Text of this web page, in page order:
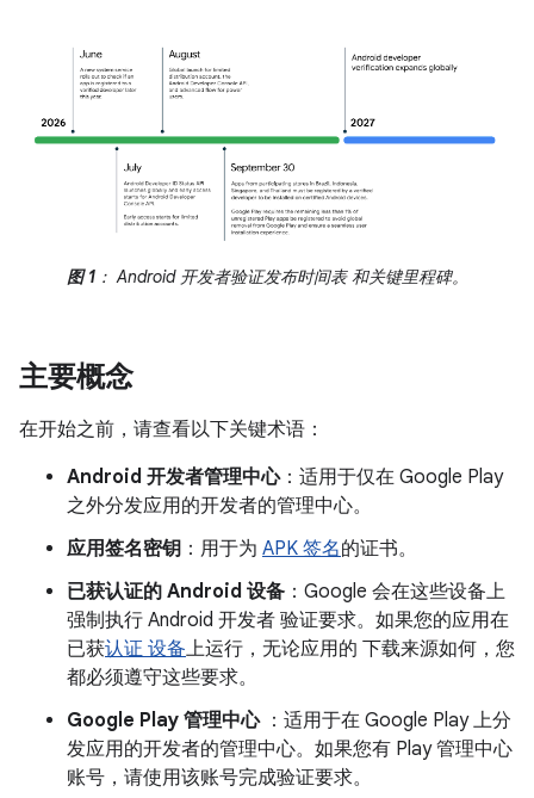
图 1： Android 开发者验证发布时间表 和关键里程碑。
主要概念
在开始之前，请查看以下关键术语：
Android 开发者管理中心：适用于仅在 Google Play
之外分发应用的开发者的管理中心。
应用签名密钥 ：用于为 APK 签名的证书。
已获认证的 Android 设备 ：Google 会在这些设备上
强制执行 Android 开发者 验证要求。如果您的应用在
已获认证 设备上运行，无论应用的 下载来源如何，您
都必须遵守这些要求。
Google Play 管理中心：适用于在 Google Play 上分
发应用的开发者的管理中心。如果您有 Play 管理中心
账号，请使用该账号完成验证要求。